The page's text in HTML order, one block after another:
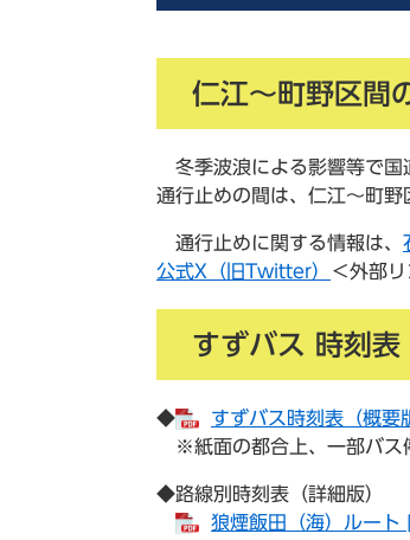
仁江～町野区間
冬季波浪による影響等で国
通行止めの間は、仁江～町野
通行止めに関する情報は、
公式X（旧Twitter）
＜外部
すずバス 時刻表
◆
すずバス時刻表（概
※紙面の都合上、一部バス
◆路線別時刻表（詳細版）
狼煙飯田（海）ルー